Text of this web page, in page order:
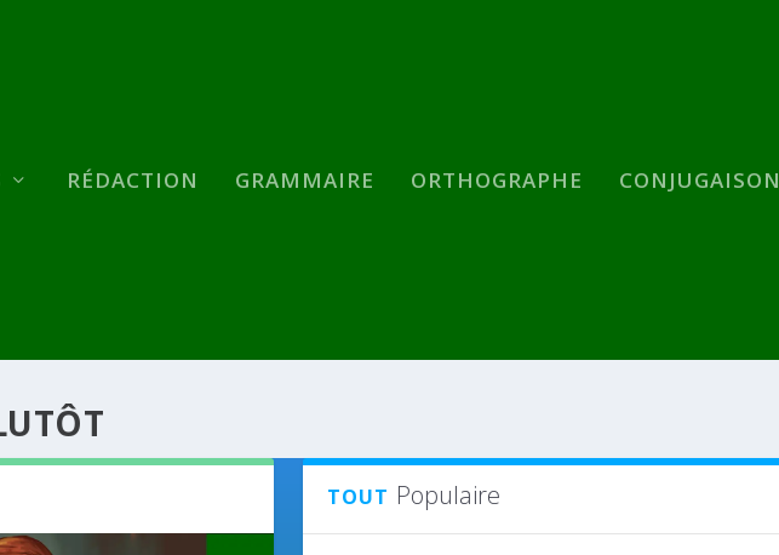
RÉDACTION GRAMMAIRE ORTHOGRAPHE CONJUGAISON
TOUT Populaire